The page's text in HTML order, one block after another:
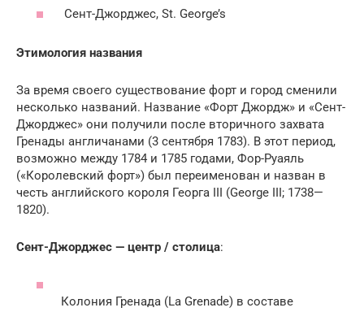
Сент-Джорджес, St. George’s
Этимология названия
За время своего существование форт и город сменили
несколько названий. Название «Форт Джордж» и «Сент-
Джорджес» они получили после вторичного захвата
Гренады англичанами (3 сентября 1783). В этот период,
возможно между 1784 и 1785 годами, Фор-Руаяль
(«Королевский форт») был переименован и назван в
честь английского короля Георга III (George III; 1738—
1820).
Сент-Джорджес — центр / столица:
Колония Гренада (La Grenade) в составе